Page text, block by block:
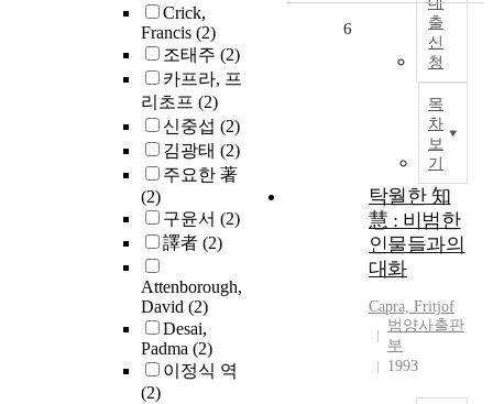
Crick,
Francis (2)
조태주 (2)
카프라, 프
리초프 (2)
신중섭 (2)
김광태 (2)
주요한 著
(2)
구윤서 (2)
譯者 (2)
Attenborough,
David (2)
Desai,
Padma (2)
이정식 역
(2)
출
신
청
목
차
보
기
6
탁월한 知
慧 : 비범한
인물들과의
대화
Capra, Fritjof
범양사출판
부
1993